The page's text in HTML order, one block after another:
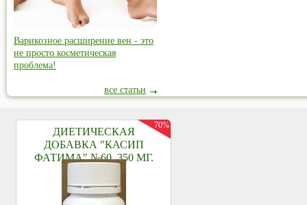
Варикозное расширение вен - это
не просто косметическая
проблема!
все статьи
ДИЕТИЧЕСКАЯ
ДОБАВКА "КАСИП
ФАТИМА" №60, 350 МГ.
70%